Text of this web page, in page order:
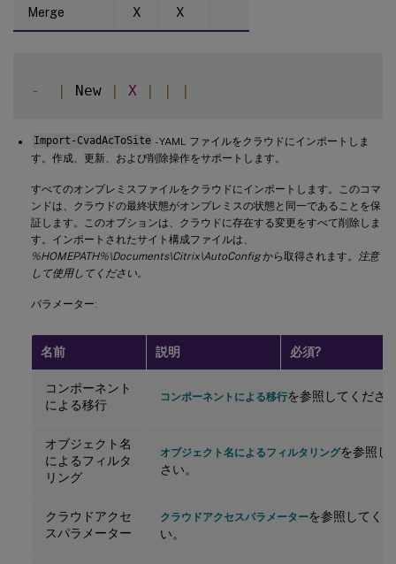
Merge X X
- | New | X | | |
Import-CvadAcToSite - YAML ファイルをクラウドにインポートしま
す。作成、更新、および削除操作をサポートします。
すべてのオンプレミスファイルをクラウドにインポートします。このコマ
ンドは、クラウドの最終状態がオンプレミスの状態と同一であることを保
証します。このオプションは、クラウドに存在する変更をすべて削除しま
す。インポートされたサイト構成ファイルは、
%HOMEPATH%\Documents\Citrix\AutoConfigから取得されます。
注意
して使用してください。
パラメーター:
名前 説明 必須?
コンポーネント
による移行
コンポーネントによる移行を参照してくださ
オブジェクト名
によるフィルタ
リング
オブジェクト名によるフィルタリングを参照し
さい。
クラウドアクセ
スパラメーター
クラウドアクセスパラメーターを参照してく
い。